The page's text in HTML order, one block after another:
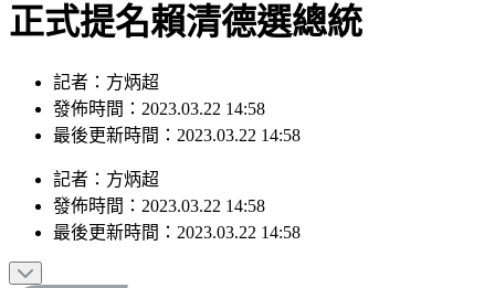
正式提名賴清德選總統
記者：方炳超
發佈時間：2023.03.22 14:58
最後更新時間：2023.03.22 14:58
記者 ： 方炳超
發佈時間： 2023.03.22 14:58
最後更新時間： 2023.03.22 14:58